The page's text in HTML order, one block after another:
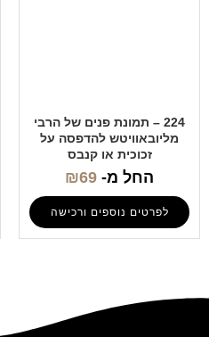
224 – תמונת פנים של הרבי
מליובאוויטש להדפסה על
זכוכית או קנבס
החל מ- ₪69
לפרטים נוספים ורכישה